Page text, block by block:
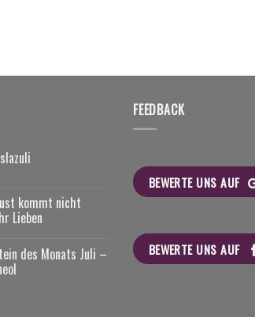
kommt nicht
Lieben
des Monats Juli –
FEEDBACK
BEWERTE UNS AUF
BEWERTE UNS AUF